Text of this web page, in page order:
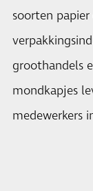
soorten
groothandels
mondkapjes
medewerkers